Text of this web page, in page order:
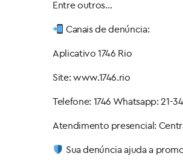
Entre outros…
Canais de denúncia:
Aplicativo 1746 Rio
Site: www.1746.rio
Telefone: 1746 Whatsapp: 21-
Atendimento presencial:
Sua denúncia ajuda a